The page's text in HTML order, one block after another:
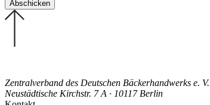
Zentralverband des Deutschen Bäckerhandwerks e. V.
Neustädtische Kirchstr. 7 A · 10117 Berlin